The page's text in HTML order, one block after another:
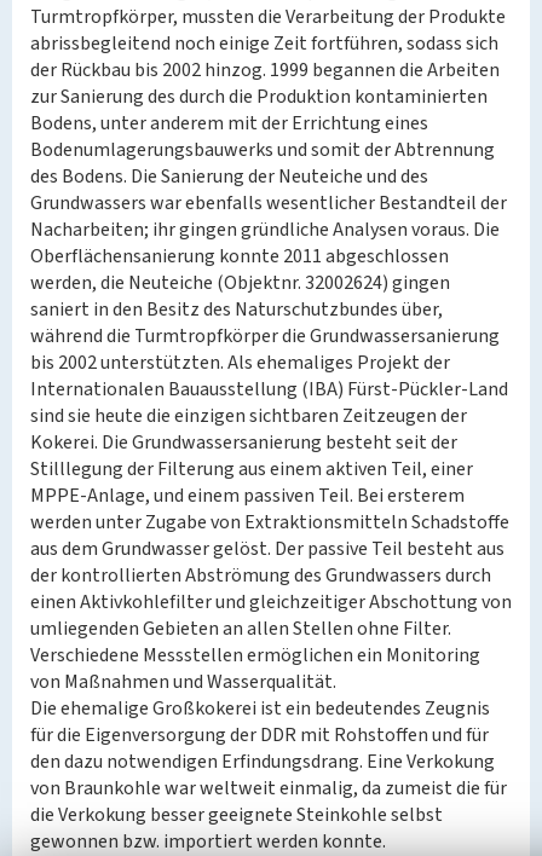
Turmtropfkörper, mussten die Verarbeitung der Produkte
abrissbegleitend noch einige Zeit fortführen, sodass sich
der Rückbau bis 2002 hinzog. 1999 begannen die Arbeiten
zur Sanierung des durch die Produktion kontaminierten
Bodens, unter anderem mit der Errichtung eines
Bodenumlagerungsbauwerks und somit der Abtrennung
des Bodens. Die Sanierung der Neuteiche und des
Grundwassers war ebenfalls wesentlicher Bestandteil der
Nacharbeiten; ihr gingen gründliche Analysen voraus. Die
Oberflächensanierung konnte 2011 abgeschlossen
werden, die Neuteiche (Objektnr. 32002624) gingen
saniert in den Besitz des Naturschutzbundes über,
während die Turmtropfkörper die Grundwassersanierung
bis 2002 unterstützten. Als ehemaliges Projekt der
Internationalen Bauausstellung (IBA) Fürst-Pückler-Land
sind sie heute die einzigen sichtbaren Zeitzeugen der
Kokerei. Die Grundwassersanierung besteht seit der
Stilllegung der Filterung aus einem aktiven Teil, einer
MPPE-Anlage, und einem passiven Teil. Bei ersterem
werden unter Zugabe von Extraktionsmitteln Schadstoffe
aus dem Grundwasser gelöst. Der passive Teil besteht aus
der kontrollierten Abströmung des Grundwassers durch
einen Aktivkohlefilter und gleichzeitiger Abschottung von
umliegenden Gebieten an allen Stellen ohne Filter.
Verschiedene Messstellen ermöglichen ein Monitoring
von Maßnahmen und Wasserqualität.
Die ehemalige Großkokerei ist ein bedeutendes Zeugnis
für die Eigenversorgung der DDR mit Rohstoffen und für
den dazu notwendigen Erfindungsdrang. Eine Verkokung
von Braunkohle war weltweit einmalig, da zumeist die für
die Verkokung besser geeignete Steinkohle selbst
gewonnen bzw. importiert werden konnte.